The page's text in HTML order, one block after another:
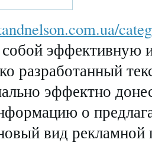
собой эффективную
разработанный
эффектно
о
вид